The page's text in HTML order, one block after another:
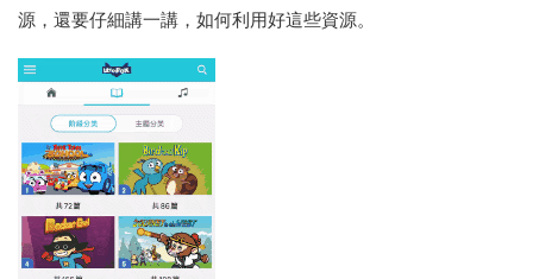
源，還要仔細講一講，如何利用好這些資源。